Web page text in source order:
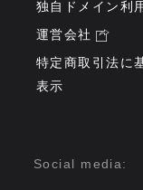
独自ドメイン利
運営会社
特定商取引法に
表示
Social media: